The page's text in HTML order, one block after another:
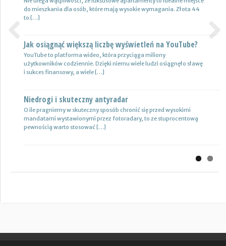
do mieszkania dla osób, które mają wysokie wymagania. Złota 44
to […]
Jak osiągnąć większą liczbę wyświetleń na YouTube?
YouTube to platforma wideo, która przyciąga miliony
użytkowników codziennie. Dzięki niemu wiele ludzi osiągnęło sławę
i sukces finansowy, a wiele […]
Niedrogi i skuteczny antyradar
O ile pragniemy w skuteczny sposób chronić się przed wysokimi
mandatami wystawionymi przez fotoradary, to ze stuprocentową
pewnością warto stosować […]
logistyczne potrzebują przede wszystkim nowoczesnej floty aut,
które są gotowe do pracy. […]
Certyfikat uprawnień w branży budowlanej
Uprawnienia w biznesie budowlanej dotyczą różnych specjalności.
Jest to specjalność architektoniczna, niemniej jednak również
konstrukcyjno-budowlana, inżynieryjna oraz instalacyjna. Warto
Drewutnia z palet na działkę
Wiele osób zastanawia się, jaki rodzaj drewutni ogrodowej sprawdzi
się najlepiej w sytuacji bezpiecznego przechowywania na przykład
Previous